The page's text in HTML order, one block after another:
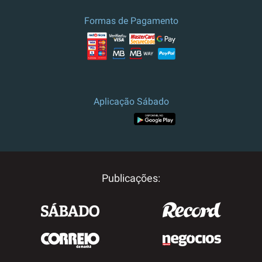
Preço e campanha válidos para
Portugal. Para outros destinos, por
favor contacte-nos.
Formas de Pagamento
Aplicação Sábado
Publicações: